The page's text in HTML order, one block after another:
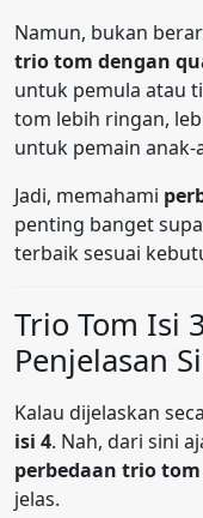
Namun, bukan
trio tom dengan
untuk pemula atau
tom lebih ringan,
untuk pemain anak-
Jadi, memahami
penting banget
terbaik sesuai
Trio Tom Isi
Penjelasan
Kalau dijelaskan
isi 4. Nah, dari sini
perbedaan trio
jelas.